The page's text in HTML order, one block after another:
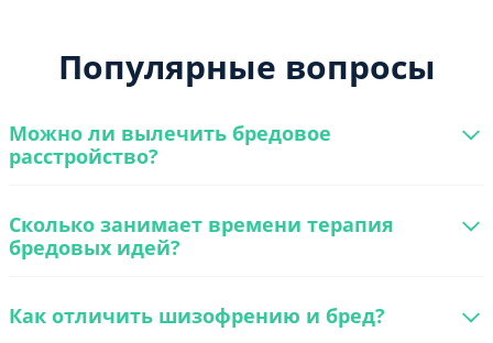
Популярные вопросы
Можно ли вылечить бредовое
расстройство?
Сколько занимает времени терапия
бредовых идей?
Как отличить шизофрению и бред?